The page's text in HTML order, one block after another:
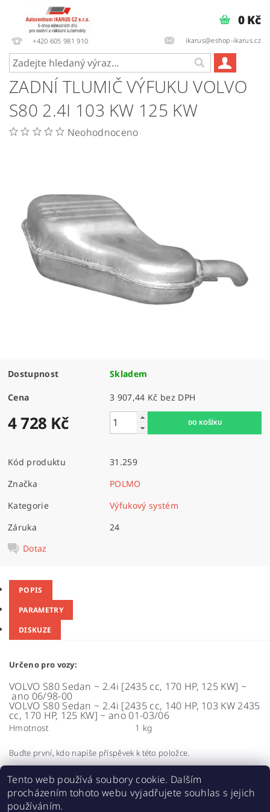
+420 605 981 910 ikarus@eshop-ikarus.cz
0 Kč
ZADNÍ TLUMIČ VÝFUKU VOLVO
S80 2.4I 103 KW 125 KW
Neohodnoceno
Dostupnost Skladem
Cena 3 907,44 Kč bez DPH
4 728 Kč
Kód produktu
31.259
Značka
POLMO
Kategorie
Výfukový systém
Záruka
24
Dotaz
POPIS
PARAMETRY
DISKUZE
Určeno pro vozy:
VOLVO S80 Sedan ~ 2.4i [2435 cc, 170 HP, 125 KW] ~
ano 06/98-00
VOLVO S80 Sedan ~ 2.4i [2435 cc, 140 HP, 103 KW 2435
cc, 170 HP, 125 KW] ~ ano 01-03/06
Hmotnost 1 kg
Buďte první, kdo napíše příspěvek k této položce.
Přidat komentář
Tento web používá soubory cookie. Dalším
procházením tohoto webu vyjadřujete souhlas s jejich
používáním.